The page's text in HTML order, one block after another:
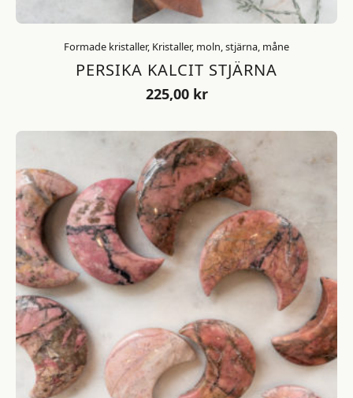
Formade kristaller, Kristaller, moln, stjärna, måne
PERSIKA KALCIT STJÄRNA
225,00 kr